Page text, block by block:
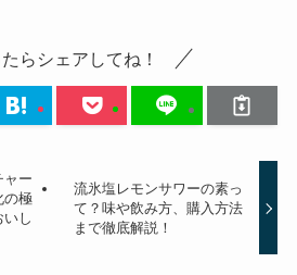
らシェアしてね！
ャー
の極
いし
流氷塩レモンサワーの素っ
て？味や飲み方、購入方法
まで徹底解説！